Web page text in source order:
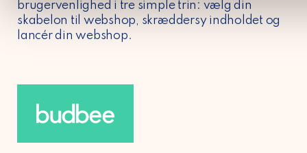
brugervenlighed i tre simple trin: vælg din
skabelon til webshop, skræddersy indholdet og
lancér din webshop.